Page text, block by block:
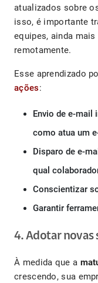
atualizados sobre
isso, é importante
equipes, ainda
remotamente.
Esse aprendizado
ações:
Envio de e-
como atua um
Disparo de e-
qual
Conscientizar
Garantir
4. Adotar novas
À medida que a
crescendo, sua